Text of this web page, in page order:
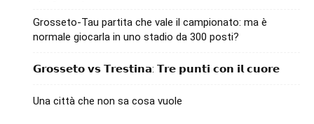
Grosseto-Tau partita che vale il campionato: ma è
normale giocarla in uno stadio da 300 posti?
𝗚𝗿𝗼𝘀𝘀𝗲𝘁𝗼 𝘃𝘀 𝗧𝗿𝗲𝘀𝘁𝗶𝗻𝗮: 𝗧𝗿𝗲 𝗽𝘂𝗻𝘁𝗶 𝗰𝗼𝗻 𝗶𝗹 𝗰𝘂𝗼𝗿𝗲
Una città che non sa cosa vuole